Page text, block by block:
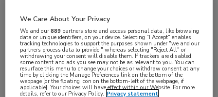
Na de succesvolle eerste editie van het EURETINA
in ORANJE diner organiseert MedNet dit jaar op
vrijdagavond 20 september wederom het
symposium tijdens het congres in Barcelona.
We Care About Your Privacy
We and our889 partners store and access personal data, like browsing
data or unique identifiers, on your device. Selecting "I Accept" enables
tracking technologies to support the purposes shown under "we and our
partners process data to provide," whereas selecting "Reject All" or
withdrawing your consent will disable them. If trackers are disabled,
some content and ads you see may not be as relevant to you. You can
resurface this menu to change your choices or withdraw consent at any
time by clicking the Manage Preferences link on the bottom of the
webpage [or the floating icon on the bottom-left of the webpage, if
applicable]. Your choices will have effect within our Website. For more
details, refer to our Privacy Policy. Privacy statement